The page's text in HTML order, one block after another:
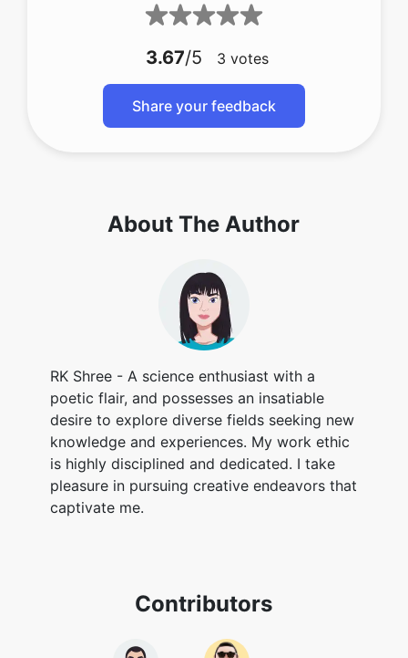
3.67/5 3 votes
Share your feedback
About The Author
RK Shree - A science enthusiast with a
poetic flair, and possesses an insatiable
desire to explore diverse fields seeking new
knowledge and experiences. My work ethic
is highly disciplined and dedicated. I take
pleasure in pursuing creative endeavors that
captivate me.
Contributors